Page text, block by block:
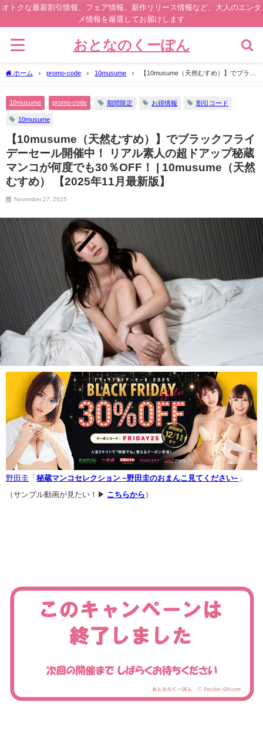
オトクな最新割引情報、フェア情報、新作リリース情報など、大人のエンタ
メ情報を厳選してお届けします
おとなのくーぽん
ホーム promo-code 10musume
【10musume（天然むすめ）】でブラッ
10musume
promo-code 期間限定 お得情報 割引コード
10musume
【10musume（天然むすめ）】でブラックフライ
デーセール開催中！ リアル素人の超ドアップ秘蔵
マンコが何度でも30％OFF！ | 10musume（天然
むすめ） 【2025年11月最新版】
November 27, 2025
野田圭 「 秘蔵マンコセレクション ~野田圭のおまんこ見てください~ 」
（サンプル動画が見たい！▶ こちらから ）